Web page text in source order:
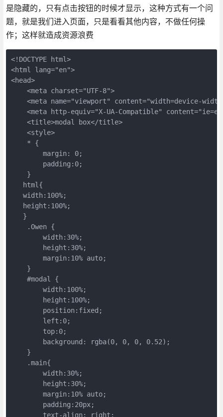
是隐藏的，只有点击按钮的时候才显示，这种方式有一个问
题，就是我们进入页面，只是看看其他内容，不做任何操
作；这样就造成资源浪费
<!DOCTYPE html>
<html lang="en">
<head>
    <meta charset="UTF-8">
<meta name="viewport" content="width=device-
<meta http-equiv="X-UA-Compatible"
    <title>modal box</title>
    <style>
    * {
        margin: 0;
        padding:0;
    }
   html{
   width:100%;
   height:100%;
   }
    .Owen {
        width:30%;
        height:30%;
        margin:10% auto;
    }
    #modal {
        width:100%;
        height:100%;
        position:fixed;
        left:0;
        top:0;
        background: rgba(0, 0, 0, 0.52);
    }
    .main{
        width:30%;
        height:30%;
        margin:10% auto;
        padding:20px;
        text-align: right;